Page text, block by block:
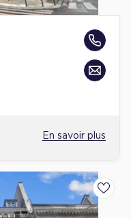
En savoir plus